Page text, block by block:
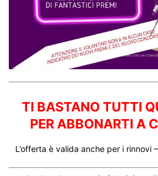
TI BASTANO TUTTI
PER ABBONARTI A
L’offerta è valida anche per i rinnovi